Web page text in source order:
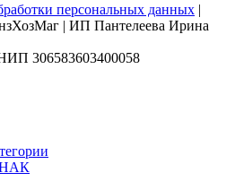
персональных данных |
| ИП Пантелеева Ирина
306583603400058